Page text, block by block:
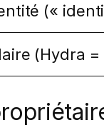
(«
(Hydra